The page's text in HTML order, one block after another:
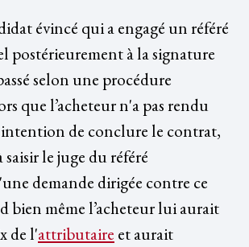
évincé qui a engagé un référé
postérieurement à la signature
selon une procédure
que l’acheteur n'a pas rendu
de conclure le contrat,
saisir le juge du référé
demande dirigée contre ce
bien même l’acheteur lui aurait
de l'attributaire et aurait